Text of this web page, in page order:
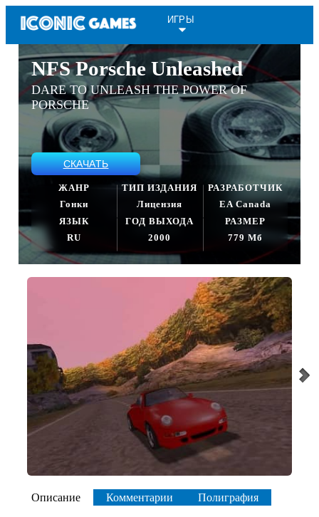
ИГРЫ
NFS Porsche Unleashed
DARE TO UNLEASH THE POWER OF
PORSCHE
СКАЧАТЬ
ЖАНР
Гонки
ТИП ИЗДАНИЯ
Лицензия
РАЗРАБОТЧИК
EA Canada
ЯЗЫК
RU
ГОД ВЫХОДА
2000
РАЗМЕР
779 Мб
Описание Комментарии Полиграфия